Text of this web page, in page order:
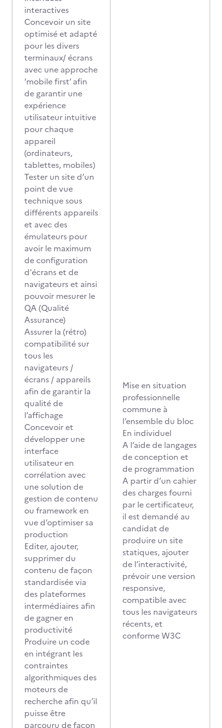
interactives
Concevoir un site
optimisé et adapté
pour les divers
terminaux/ écrans
avec une approche
‘mobile first’ afin
de garantir une
expérience
utilisateur intuitive
pour chaque
appareil
(ordinateurs,
tablettes, mobiles)
Tester un site d’un
point de vue
technique sous
différents appareils
et avec des
émulateurs pour
avoir le maximum
de configuration
d'écrans et de
navigateurs et ainsi
pouvoir mesurer le
QA (Qualité
Assurance)
Assurer la (rétro)
compatibilité sur
tous les
navigateurs /
écrans / appareils
afin de garantir la
qualité de
l’affichage
Concevoir et
développer une
interface
utilisateur en
corrélation avec
une solution de
gestion de contenu
ou framework en
vue d’optimiser sa
production
Editer, ajouter,
supprimer du
contenu de façon
standardisée via
des plateformes
intermédiaires afin
de gagner en
productivité
Produire un code
en intégrant les
contraintes
algorithmiques des
moteurs de
recherche afin qu’il
puisse être
parcouru de façon
Mise en situation
professionnelle
commune à
l’ensemble du bloc
En individuel
A l’aide de langages
de conception et
de programmation
A partir d’un cahier
des charges fourni
par le certificateur,
il est demandé au
candidat de
produire un site
statiques, ajouter
de l’interactivité,
prévoir une version
responsive,
compatible avec
tous les navigateurs
récents, et
conforme W3C